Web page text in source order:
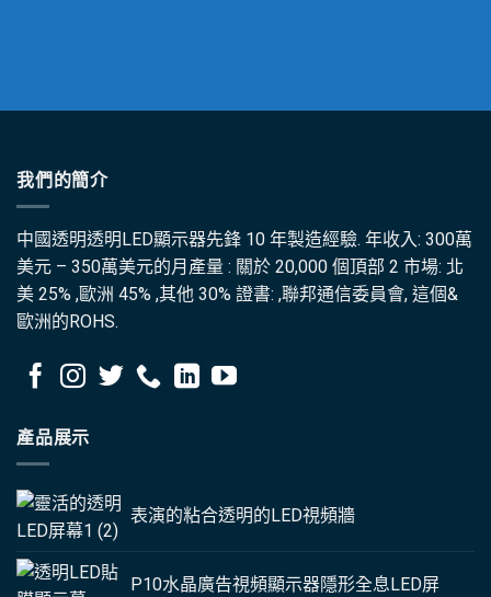
我們的簡介
中國透明透明LED顯示器先鋒 10 年製造經驗. 年收入: 300萬
美元 – 350萬美元的月產量 : 關於 20,000 個頂部 2 市場: 北
美 25% ,歐洲 45% ,其他 30% 證書: ,聯邦通信委員會, 這個&
歐洲的ROHS.
產品展示
表演的粘合透明的LED視頻牆
P10水晶廣告視頻顯示器隱形全息LED屏